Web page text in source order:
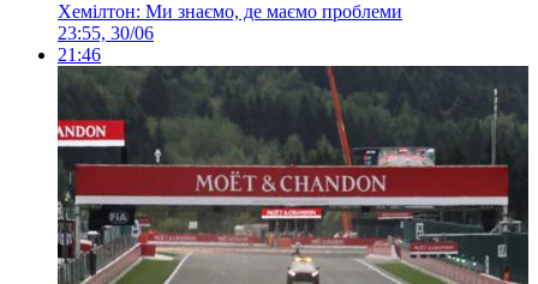
Хемілтон: Ми знаємо, де маємо проблеми
23:55, 30/06
21:46